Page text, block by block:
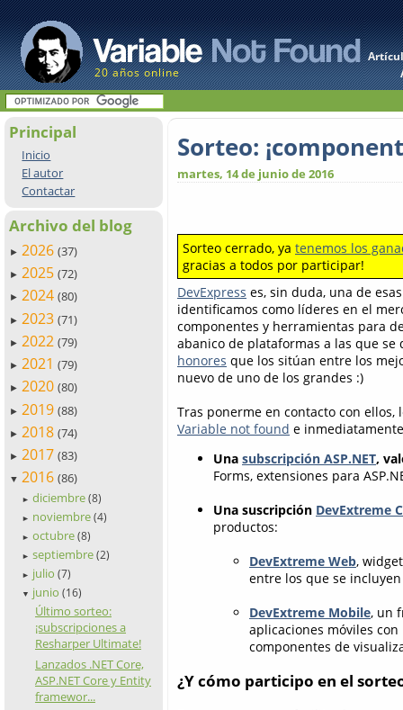
20 años online
Principal
Inicio
El autor
Contactar
Archivo del blog
► 2026 (37)
► 2025 (72)
► 2024 (80)
► 2023 (71)
► 2022 (79)
► 2021 (79)
► 2020 (80)
► 2019 (88)
► 2018 (74)
► 2017 (83)
▼ 2016 (86)
► diciembre (8)
► noviembre (4)
► octubre (8)
► septiembre (2)
► julio (7)
▼ junio (16)
Último sorteo:
¡subscripciones a
Resharper Ultimate!
Lanzados .NET Core,
ASP.NET Core y Entity
framewor...
Sorteo:
martes, 14 de junio de 2016
Sorteo cerrado, ya tenemos los
gracias a todos por participar!
DevExpress es, sin duda, una de
identificamos como líderes en el
componentes y herramientas para
abanico de plataformas a las que
honores que los sitúan entre los
nuevo de uno de los grandes :)
Tras ponerme en contacto con
Variable not found e
Una subscripción ASP.NET,
Forms, extensiones para
Una suscripción DevExtreme
productos:
DevExtreme Web,
entre los que se incluyen
DevExtreme Mobile, un
aplicaciones móviles
componentes de
¿Y cómo participo en el